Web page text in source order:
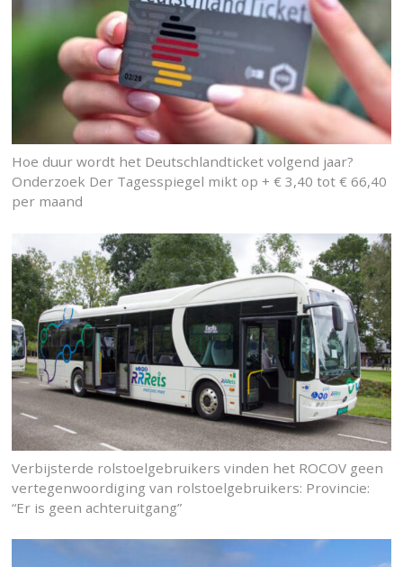
Hoe duur wordt het Deutschlandticket volgend jaar?
Onderzoek Der Tagesspiegel mikt op + € 3,40 tot € 66,40
per maand
Verbijsterde rolstoelgebruikers vinden het ROCOV geen
vertegenwoordiging van rolstoelgebruikers: Provincie:
“Er is geen achteruitgang”